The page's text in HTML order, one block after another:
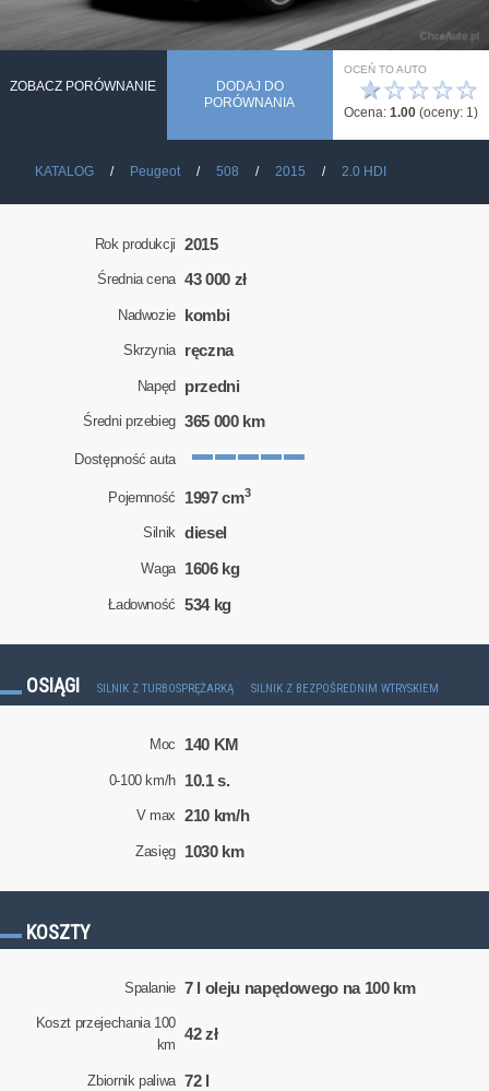
ZOBACZ PORÓWNANIE
DODAJ DO
PORÓWNANIA
OCEŃ TO AUTO
☆
☆
☆
☆
★
Ocena: 1.00 (oceny: 1)
KATALOG Peugeot 508 2015 2.0 HDI
Rok produkcji 2015
Średnia cena 43 000 zł
Nadwozie kombi
Skrzynia ręczna
Napęd przedni
Średni przebieg 365 000 km
Dostępność auta
Pojemność 1997 cm3
Silnik diesel
Waga 1606 kg
Ładowność 534 kg
OSIĄGI SILNIK Z TURBOSPRĘŻARKĄ SILNIK Z BEZPOŚREDNIM WTRYSKIEM
Moc 140 KM
0-100 km/h 10.1 s.
V max 210 km/h
Zasięg 1030 km
KOSZTY
Spalanie 7 l oleju napędowego na 100 km
Koszt przejechania 100
km
42 zł
Zbiornik paliwa 72 l